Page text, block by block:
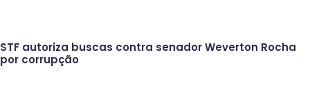
STF autoriza buscas contra senador Weverton Rocha
por corrupção